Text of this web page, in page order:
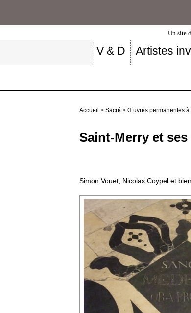
Un site
V & D Artistes
Accueil > Sacré > Œuvres permanentes à
Saint-Merry et
Simon Vouet, Nicolas Coypel et